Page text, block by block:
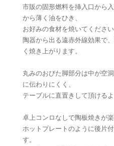
市販の固形燃料を挿入口から
から薄く油をひき、
お好みの食材を焼いてください
陶器から出る遠赤外線効果で
く焼き上がります。
丸みのおびた脚部分は中が空
に伝わりにくく、
テーブルに直置きして頂ける
卓上コンロなしで陶板焼きが楽
ホットプレートのように後片
す。